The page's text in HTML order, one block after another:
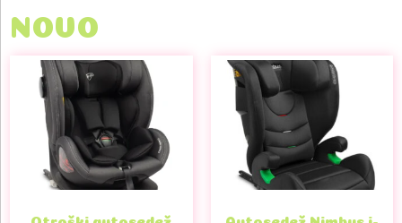
NOVO
Otroški avtosedež Avtosedež Nimbus i-